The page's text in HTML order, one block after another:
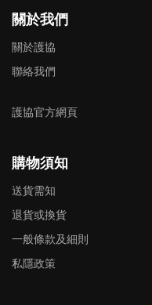
關於我們
關於護協
聯絡我們
護協官方網頁
購物須知
送貨需知
退貨或換貨
一般條款及細則
私隱政策